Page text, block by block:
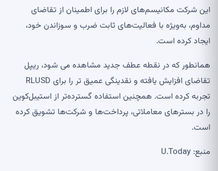
این شرکت مکانیسم‌های لازم را برای اطمینان از تقاضای
مداوم، به‌ویژه با فعالیت‌های ثابت ضرب و سوزاندن خود،
ایجاد کرده است.
همانطور که در نقطه عطف جدید مشاهده می شود، ریپل
تقاضای افزایش یافته و نقدینگی عمیق تر را برای RLUSD
تجربه کرده است. همچنین استفاده گسترده‌تر از استیبل‌کوین
را در بسترهای معاملاتی، پرداخت‌ها و شرکت‌ها تشویق کرده
است.
منبع: U.Today